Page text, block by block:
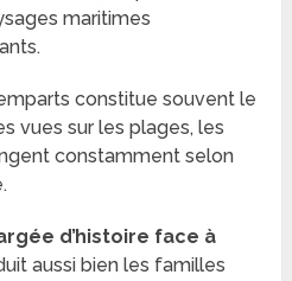
maritimes
constitue souvent le
vues sur les plages, les
constamment selon
d’histoire face à
aussi bien les familles